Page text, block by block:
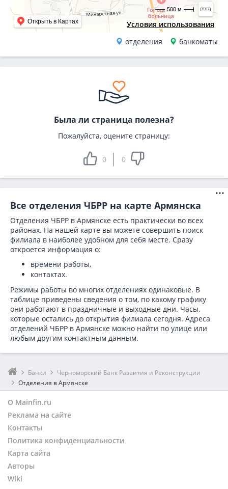
Условия использования
Открыть в Картах
500 м
отделения банкоматы
Была ли страница полезна?
Пожалуйста, оцените страницу:
0 0
Все отделения ЧБРР на карте Армянска
Отделения ЧБРР в Армянске есть практически во всех
районах. На нашей карте вы можете совершить поиск
филиала в наиболее удобном для себя месте. Сразу
откроется информация о:
времени работы,
контактах.
Режимы работы во многих отделениях одинаковые. В
таблице приведены сведения о том, по какому графику
они работают в праздничные и выходные дни. Часы,
которые остались до открытия филиала сегодня. Адреса
отделений ЧБРР в Армянске можно найти по улице или
любым другим контактным данным.
Банки
Черноморский Банк Развития и Реконструкции
Отделения в Армянске
О Mainfin.ru
Реклама на сайте
Контакты
Политика конфиденциальности
Карта сайта
Авторы
Wiki